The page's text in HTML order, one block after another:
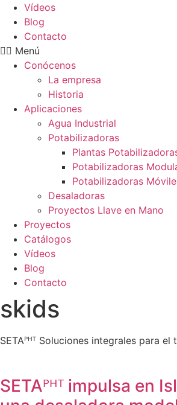
Vídeos
Blog
Contacto
Menú
Conócenos
La empresa
Historia
Aplicaciones
Agua Industrial
Potabilizadoras
Plantas
Potabilizadoras
Potabilizadoras
Desaladoras
Proyectos Llave en Mano
Proyectos
Catálogos
Vídeos
Blog
Contacto
skids
SETAᴾᴴᵀ Soluciones integrales para
SETAᴾᴴᵀ impulsa en